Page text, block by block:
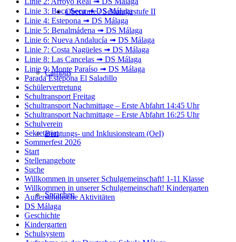
Oberstufe / Sekundarstufe II
Campus
Beratungs- und Inklusionsteam (OeI)
Sprachen
Linie 3: Boca Seca ➟ DS Málaga
Linie 4: Estepona ➟ DS Málaga
Linie 5: Benalmádena ➟ DS Málaga
Linie 6: Nueva Andalucía ➟ DS Málaga
Linie 7: Costa Nagüeles ➟ DS Málaga
Linie 8: Las Cancelas ➟ DS Málaga
Linie 9: Monte Paraíso ➟ DS Málaga
Parada Estepona El Saladillo
Schülervertretung
Schultransport Freitag
Schultransport Nachmittage – Erste Abfahrt 14:45 Uhr
Schultransport Nachmittage – Erste Abfahrt 16:25 Uhr
Schulverein
Sekretariat
Sommerfest 2026
Start
Stellenangebote
Suche
Willkommen in unserer Schulgemeinschaft! 1-11 Klasse
Willkommen in unserer Schulgemeinschaft! Kindergarten
Außerschulische Aktivitäten
DS Málaga
Geschichte
Kindergarten
Schulsystem